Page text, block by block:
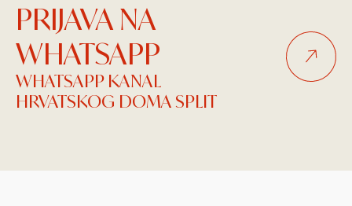
PRIJAVA NA
WHATSAPP
WHATSAPP KANAL
HRVATSKOG DOMA SPLIT